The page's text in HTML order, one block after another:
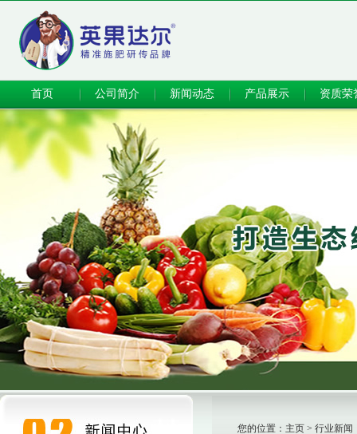
首页 公司简介 新闻动态 产品展示 资质荣
您的位置： 主页 > 行业新闻